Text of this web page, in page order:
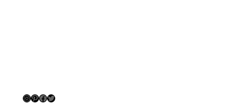
Instagram
Pinterest
Facebook
Twitter